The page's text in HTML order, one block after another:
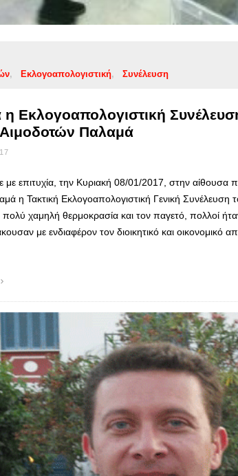
Εκλογοαπολογιστική Συνέλευση
η Εκλογοαπολογιστική
Παλαμά
με επιτυχία, την Κυριακή 08/01/2017, στην αίθουσα
η Τακτική Εκλογοαπολογιστική Γενική
χαμηλή θερμοκρασία και τον παγετό, πολλοί
με ενδιαφέρον τον διοικητικό και οικονομικό